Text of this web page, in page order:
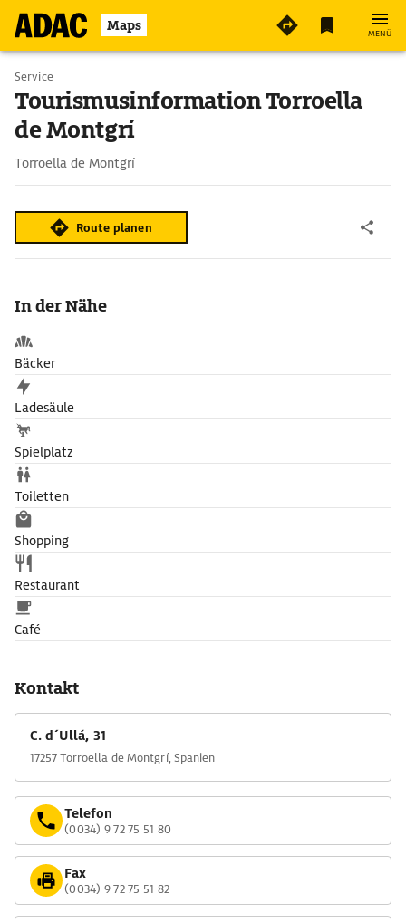
Maps MENÜ
Service
Tourismusinformation Torroella
de Montgrí
Torroella de Montgrí
Route planen
In der Nähe
Bäcker
Ladesäule
Spielplatz
Toiletten
Shopping
Restaurant
Café
Kontakt
C. d´Ullá, 31
17257 Torroella de Montgrí, Spanien
Telefon
(0034) 9 72 75 51 80
Fax
(0034) 9 72 75 51 82